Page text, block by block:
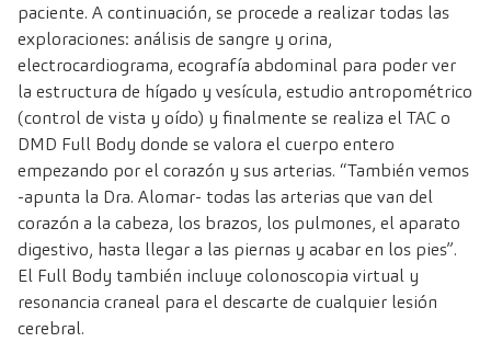
paciente. A continuación, se procede a realizar todas las
exploraciones: análisis de sangre y orina,
electrocardiograma, ecografía abdominal para poder ver
la estructura de hígado y vesícula, estudio antropométrico
(control de vista y oído) y finalmente se realiza el TAC o
DMD Full Body donde se valora el cuerpo entero
empezando por el corazón y sus arterias. “También vemos
-apunta la Dra. Alomar- todas las arterias que van del
corazón a la cabeza, los brazos, los pulmones, el aparato
digestivo, hasta llegar a las piernas y acabar en los pies”.
El Full Body también incluye colonoscopia virtual y
resonancia craneal para el descarte de cualquier lesión
cerebral.